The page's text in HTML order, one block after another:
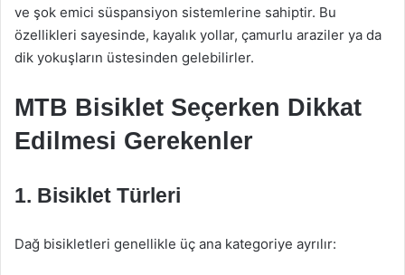
ve şok emici süspansiyon sistemlerine sahiptir. Bu
özellikleri sayesinde, kayalık yollar, çamurlu araziler ya da
dik yokuşların üstesinden gelebilirler.
MTB Bisiklet Seçerken Dikkat
Edilmesi Gerekenler
1. Bisiklet Türleri
Dağ bisikletleri genellikle üç ana kategoriye ayrılır: